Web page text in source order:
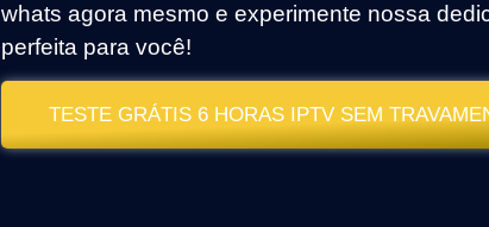
whats agora mesmo e experimente nossa
perfeita para você!
TESTE GRÁTIS 6 HORAS IPTV SEM